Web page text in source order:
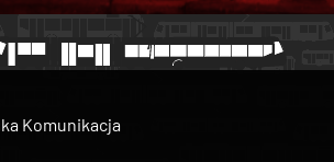
Komunikacja